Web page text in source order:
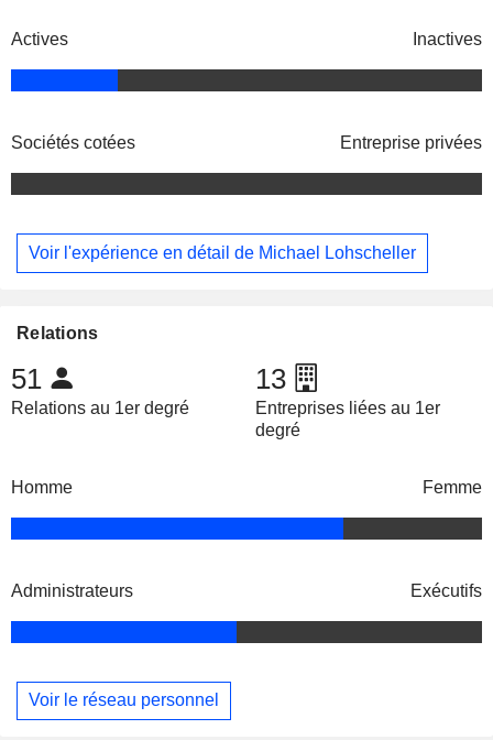
Actives Inactives
Sociétés cotées Entreprise privées
Voir l'expérience en détail de Michael Lohscheller
Relations
51
Relations au 1er degré
13
Entreprises liées au 1er
degré
Homme Femme
Administrateurs Exécutifs
Voir le réseau personnel